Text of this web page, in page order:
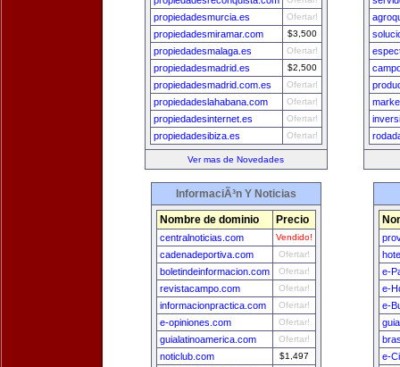
propiedadesmurcia.es Ofertar!
propiedadesmiramar.com $3,500
propiedadesmalaga.es Ofertar!
propiedadesmadrid.es $2,500
propiedadesmadrid.com.es Ofertar!
propiedadeslahabana.com Ofertar!
propiedadesinternet.es Ofertar!
propiedadesibiza.es Ofertar!
Ver mas de Novedades
InformaciÃ³n Y Noticias
Nombre de dominio Precio
centralnoticias.com Vendido!
cadenadeportiva.com Ofertar!
boletindeinformacion.com Ofertar!
revistacampo.com Ofertar!
informacionpractica.com Ofertar!
e-opiniones.com Ofertar!
guialatinoamerica.com Ofertar!
noticlub.com $1,497
e-
e-
e-
e-